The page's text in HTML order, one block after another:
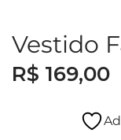
Vestido
R$ 169,00